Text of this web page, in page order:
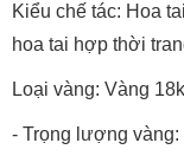
Kiểu chế tác: Hoa
hoa tai hợp thời
Loại vàng: Vàng
- Trọng lượng vàng: